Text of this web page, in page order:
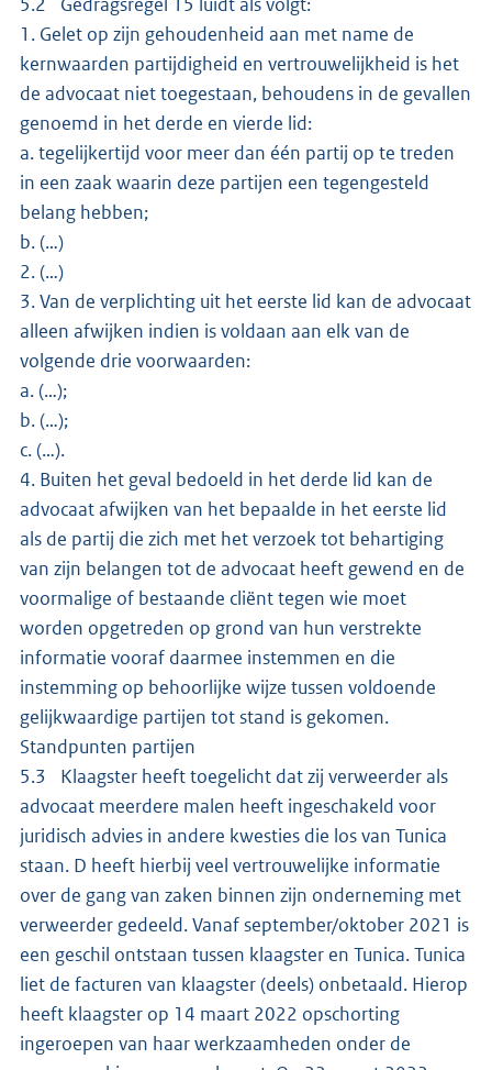
1. Gelet op zijn gehoudenheid aan met name de
kernwaarden partijdigheid en vertrouwelijkheid is het
de advocaat niet toegestaan, behoudens in de gevallen
genoemd in het derde en vierde lid:
a. tegelijkertijd voor meer dan één partij op te treden
in een zaak waarin deze partijen een tegengesteld
belang hebben;
b. (…)
2. (…)
3. Van de verplichting uit het eerste lid kan de advocaat
alleen afwijken indien is voldaan aan elk van de
volgende drie voorwaarden:
a. (…);
b. (…);
c. (…).
4. Buiten het geval bedoeld in het derde lid kan de
advocaat afwijken van het bepaalde in het eerste lid
als de partij die zich met het verzoek tot behartiging
van zijn belangen tot de advocaat heeft gewend en de
voormalige of bestaande cliënt tegen wie moet
worden opgetreden op grond van hun verstrekte
informatie vooraf daarmee instemmen en die
instemming op behoorlijke wijze tussen voldoende
gelijkwaardige partijen tot stand is gekomen.
Standpunten partijen
5.3 Klaagster heeft toegelicht dat zij verweerder als
advocaat meerdere malen heeft ingeschakeld voor
juridisch advies in andere kwesties die los van Tunica
staan. D heeft hierbij veel vertrouwelijke informatie
over de gang van zaken binnen zijn onderneming met
verweerder gedeeld. Vanaf september/oktober 2021 is
een geschil ontstaan tussen klaagster en Tunica. Tunica
liet de facturen van klaagster (deels) onbetaald. Hierop
heeft klaagster op 14 maart 2022 opschorting
ingeroepen van haar werkzaamheden onder de